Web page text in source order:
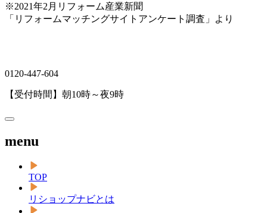
※2021年2月リフォーム産業新聞
「リフォームマッチングサイトアンケート調査」より
0120-447-604
【受付時間】朝10時～夜9時
menu
TOP
リショップナビとは